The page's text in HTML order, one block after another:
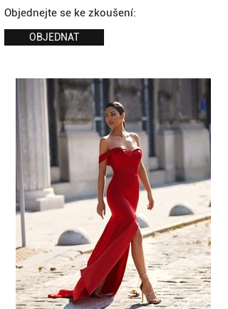
Objednejte se ke zkoušení:
OBJEDNAT